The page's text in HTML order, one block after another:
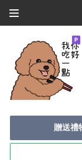
贈送禮